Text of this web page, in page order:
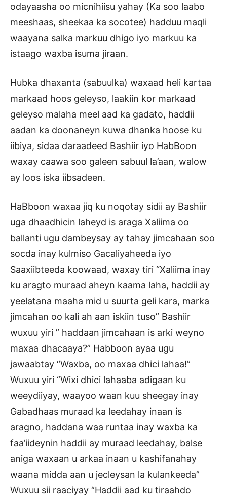
odayaasha oo micnihiisu yahay (Ka soo laabo
meeshaas, sheekaa ka socotee) hadduu maqli
waayana salka markuu dhigo iyo markuu ka
istaago waxba isuma jiraan.
Hubka dhaxanta (sabuulka) waxaad heli kartaa
markaad hoos geleyso, laakiin kor markaad
geleyso malaha meel aad ka gadato, haddii
aadan ka doonaneyn kuwa dhanka hoose ku
iibiya, sidaa daraadeed Bashiir iyo HabBoon
waxay caawa soo galeen sabuul la’aan, walow
ay loos iska iibsadeen.
HaBboon waxaa jiq ku noqotay sidii ay Bashiir
uga dhaadhicin laheyd is araga Xaliima oo
ballanti ugu dambeysay ay tahay jimcahaan soo
socda inay kulmiso Gacaliyaheeda iyo
Saaxiibteeda koowaad, waxay tiri “Xaliima inay
ku aragto muraad aheyn kaama laha, haddii ay
yeelatana maaha mid u suurta geli kara, marka
jimcahan oo kali ah aan iskiin tuso” Bashiir
wuxuu yiri ” haddaan jimcahaan is arki weyno
maxaa dhacaaya?” Habboon ayaa ugu
jawaabtay “Waxba, oo maxaa dhici lahaa!”
Wuxuu yiri “Wixi dhici lahaaba adigaan ku
weeydiiyay, waayoo waan kuu sheegay inay
Gabadhaas muraad ka leedahay inaan is
aragno, haddana waa runtaa inay waxba ka
faa’iideynin haddii ay muraad leedahay, balse
aniga waxaan u arkaa inaan u kashifanahay
waana midda aan u jecleysan la kulankeeda”
Wuxuu sii raaciyay “Haddii aad ku tiraahdo